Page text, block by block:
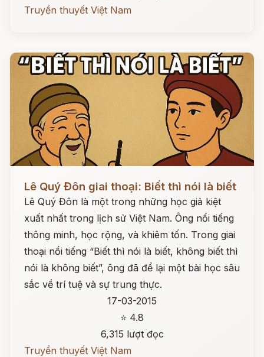
Truyền thuyết Việt Nam
Lê Quý Đôn giai thoại: Biết thì nói là biết
Lê Quý Đôn là một trong những học giả kiệt
xuất nhất trong lịch sử Việt Nam. Ông nổi tiếng
thông minh, học rộng, và khiêm tốn. Trong giai
thoại nổi tiếng “Biết thì nói là biết, không biết thì
nói là không biết”, ông đã để lại một bài học sâu
sắc về trí tuệ và sự trung thực.
17-03-2015
⭐ 4.8
6,315 lượt đọc
Truyền thuyết Việt Nam